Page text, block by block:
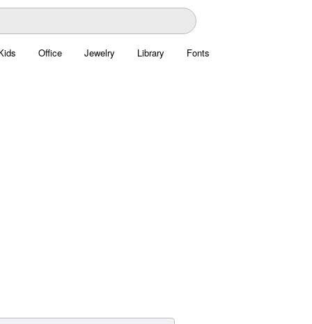
Office Jewelry Library Fonts